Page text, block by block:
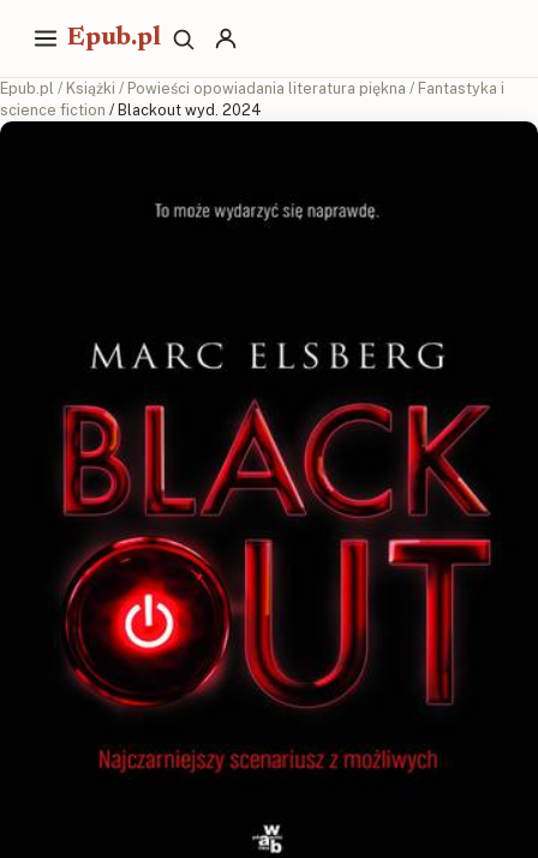
Epub.pl
Epub.pl / Książki / Powieści opowiadania literatura piękna / Fantastyka i
science fiction / Blackout wyd. 2024